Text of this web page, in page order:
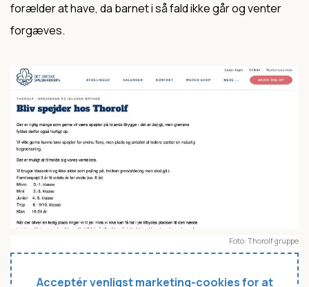
forælder at have, da barnet i så fald ikke går og venter
forgæves.
Foto Thorolf gruppe
Acceptér venligst marketing-cookies for at